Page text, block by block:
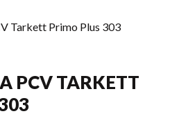
Tarkett Primo Plus 303
PCV TARKETT